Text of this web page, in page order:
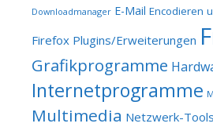
Downloadmanager E-Mail Encodieren
Firefox Plugins/Erweiterungen
Grafikprogramme
Internetprogramme
Multimedia Netzwerk-Tools